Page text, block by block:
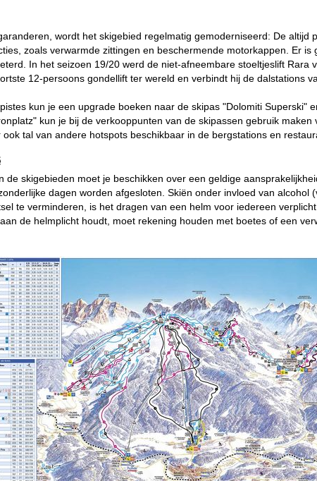
wordt het skigebied regelmatig gemoderniseerd: De altijd
zoals verwarmde zittingen en beschermende motorkappen. Er
In het seizoen 19/20 werd de niet-afneembare stoeltjeslift Rara
12-persoons gondellift ter wereld en verbindt hij de dalstations
kun je een upgrade boeken naar de skipas "Dolomiti Superski"
kun je bij de verkooppunten van de skipassen gebruik
tal van andere hotspots beschikbaar in de bergstations en
de skigebieden moet je beschikken over een geldige
dagen worden afgesloten. Skiën onder invloed van
te verminderen, is het dragen van een helm voor iedereen
de helmplicht houdt, moet rekening houden met boetes of een